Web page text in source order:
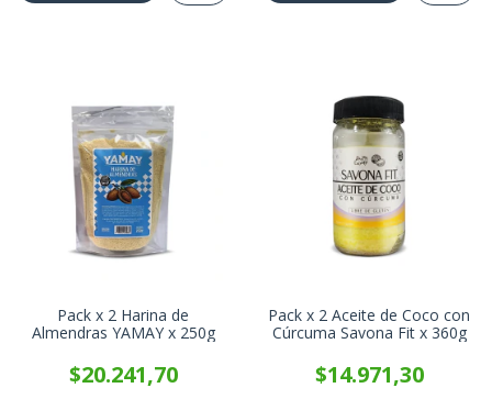
Pack x 2 Harina de
Almendras YAMAY x 250g
$20.241,70
Pack x 2 Aceite de Coco con
Cúrcuma Savona Fit x 360g
$14.971,30